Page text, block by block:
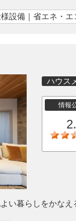
設備｜省エネ・エ
ハウス
情報
い暮らしをかなえ